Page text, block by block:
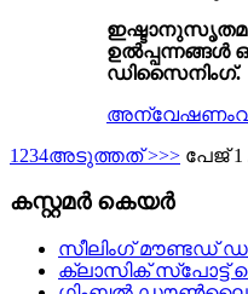
ഉൽപ്പന്നങ്ങൾ
ഡിസൈനിംഗ്.
അന്വേഷണം
1 234അടുത്തത് >>> പേജ് 1
കസ്റ്റമർ കെയർ
സീലിംഗ് മൗണ്ടഡ്
ക്ലാസിക് സ്പോട്ട്